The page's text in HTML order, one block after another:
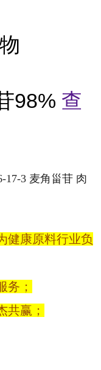
98% 查
17-3 麦角甾苷 肉
健康原料行业负
务；
共赢；